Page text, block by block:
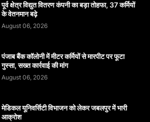
पूर्व क्षेत्र विद्युत वितरण कंपनी का बड़ा तोहफा, 37 कर्मियों
के वेतनमान बढ़े
August 06, 2026
पंजाब बैंक कॉलोनी में मीटर कर्मियों से मारपीट पर फूटा
गुस्सा, सख्त कार्रवाई की मांग
August 06, 2026
मेडिकल यूनिवर्सिटी विभाजन को लेकर जबलपुर में भारी
आक्रोश